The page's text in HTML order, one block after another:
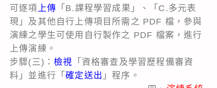
可逐項 上傳 「B.課程學習成果」、「C.多元表
現」及其他自行上傳項目所需之 PDF 檔，參與
演練之學生可使用自行製作之 PDF 檔案，進行
上傳演練。
步驟(三)：檢視 「資格審查及學習歷程備審資
料」並進行「確定送出 」程序。